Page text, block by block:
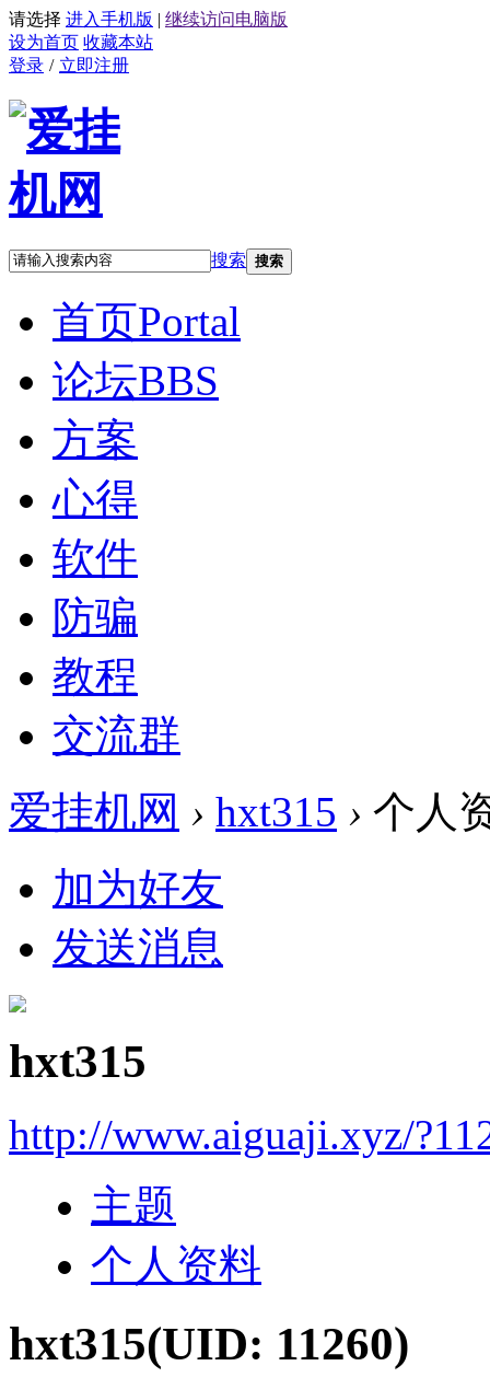
请选择 进入手机版 | 继续访问电脑版
设为首页 收藏本站
登录 / 立即注册
搜索 搜索
首页Portal
论坛BBS
方案
心得
软件
防骗
教程
交流群
爱挂机网 › hxt315 › 个人
加为好友
发送消息
hxt315
http://www.aiguaji.xyz/
主题
个人资料
hxt315(UID: 11260)